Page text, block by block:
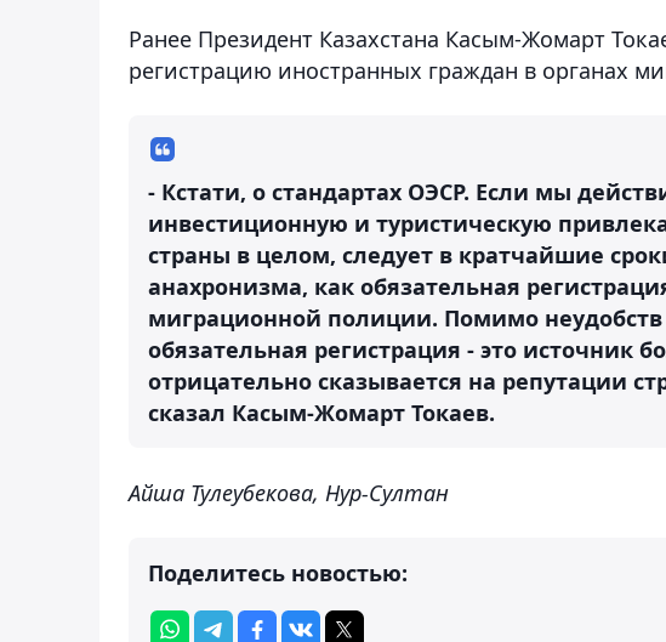
Ранее Президент Казахстана Касым-Жомарт
регистрацию иностранных граждан в органах
- Кстати, о стандартах ОЭСР. Если мы
инвестиционную и туристическую
страны в целом, следует в кратчайшие
анахронизма, как обязательная
миграционной полиции. Помимо неудобств
обязательная регистрация - это источник
отрицательно сказывается на репутации
сказал Касым-Жомарт Токаев.
Айша Тулеубекова, Нур-Султан
Поделитесь новостью: